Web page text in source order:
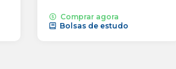
Comprar agora
Bolsas de estudo